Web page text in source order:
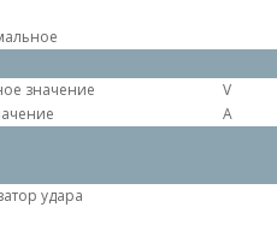
значение
V
A
удара